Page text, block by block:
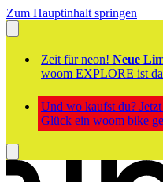
Zum Hauptinhalt springen
Zeit für neon! Neue
woom EXPLORE ist
Und wo kaufst du?
Glück ein woom bike